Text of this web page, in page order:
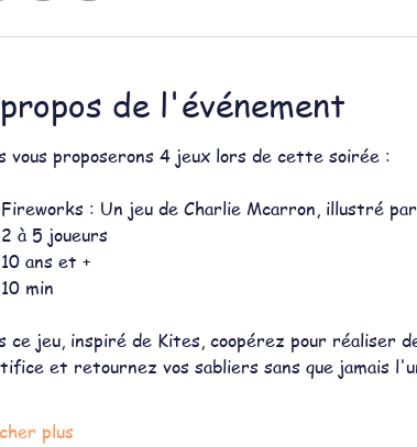
de l'événement
vous proposerons 4 jeux lors de cette soirée :
Fireworks : Un jeu de Charlie Mcarron, illustré
2 à 5 joueurs
10 ans et +
10 min
ce jeu, inspiré de Kites, coopérez pour
et retournez vos sabliers sans que jamais
plus